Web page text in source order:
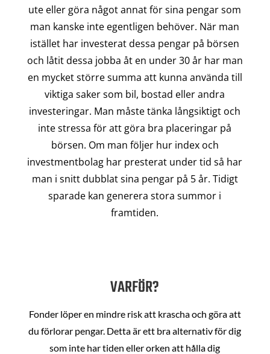
ute eller göra något annat för sina pengar som
man kanske inte egentligen behöver. När man
istället har investerat dessa pengar på börsen
och låtit dessa jobba åt en under 30 år har man
en mycket större summa att kunna använda till
viktiga saker som bil, bostad eller andra
investeringar. Man måste tänka långsiktigt och
inte stressa för att göra bra placeringar på
börsen. Om man följer hur index och
investmentbolag har presterat under tid så har
man i snitt dubblat sina pengar på 5 år. Tidigt
sparade kan generera stora summor i
framtiden.
VARFÖR?
Fonder löper en mindre risk att krascha och göra att
du förlorar pengar. Detta är ett bra alternativ för dig
som inte har tiden eller orken att hålla dig